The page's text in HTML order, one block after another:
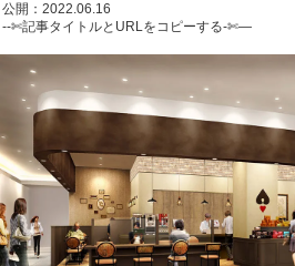
公開：2022.06.16
--✄記事タイトルとURLをコピーする-✄—